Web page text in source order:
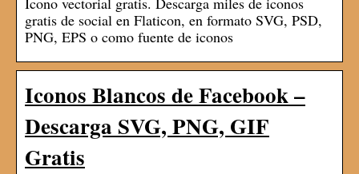
gratis de social en Flaticon, en formato SVG, PSD,
PNG, EPS o como fuente de iconos
Iconos Blancos de Facebook –
Descarga SVG, PNG, GIF
Gratis